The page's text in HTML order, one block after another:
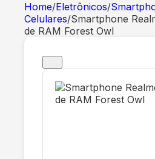
Home/Eletrônicos/
Celulares/Smartphone
de RAM Forest Owl